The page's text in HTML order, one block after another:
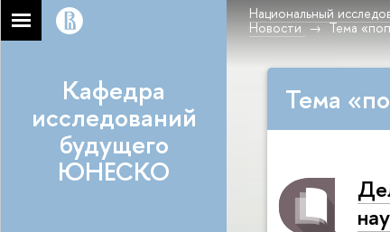
Национальный
Новости
Тема
Кафедра
исследований
будущего
ЮНЕСКО
Тема